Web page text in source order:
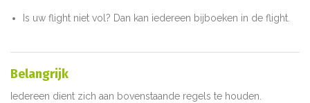
Is uw flight niet vol? Dan kan iedereen bijboeken in de flight.
Belangrijk
Iedereen dient zich aan bovenstaande regels te houden.